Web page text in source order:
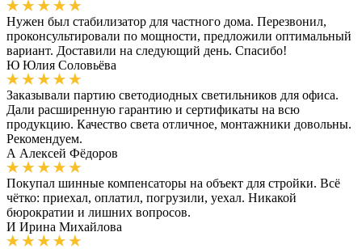
Нужен был стабилизатор для частного дома. Перезвонил,
проконсультировали по мощности, предложили оптимальный
вариант. Доставили на следующий день. Спасибо!
Ю Юлия Соловьёва
Заказывали партию светодиодных светильников для офиса.
Дали расширенную гарантию и сертификаты на всю
продукцию. Качество света отличное, монтажники довольны.
Рекомендуем.
А Алексей Фёдоров
Покупал шинные компенсаторы на объект для стройки. Всё
чётко: приехал, оплатил, погрузили, уехал. Никакой
бюрократии и лишних вопросов.
И Ирина Михайлова